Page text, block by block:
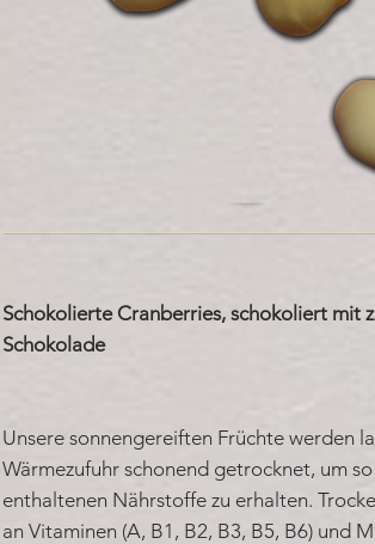
Schokolierte Cranberries, schokoliert mit
Schokolade
Unsere sonnengereiften Früchte werden
Wärmezufuhr schonend getrocknet, um
enthaltenen Nährstoffe zu erhalten.
an Vitaminen (A, B1, B2, B3, B5, B6) und